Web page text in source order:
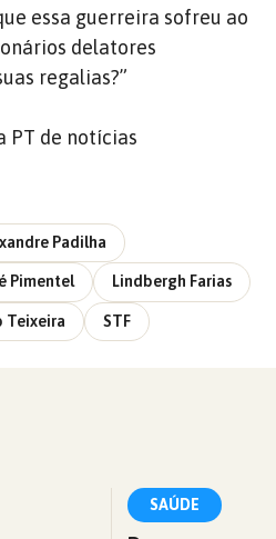
essa guerreira sofreu ao
delatores
regalias?”
PT de notícias
Padilha
Pimentel Lindbergh Farias
Teixeira STF
SAÚDE